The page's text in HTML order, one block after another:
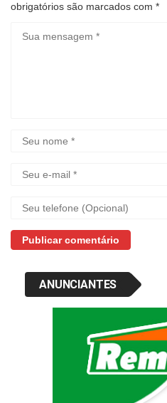
obrigatórios são marcados com *
ANUNCIANTES